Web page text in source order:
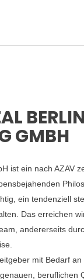
GMBH
ist ein nach AZAV
ein tendenziell
Das erreichen
andererseits
mit Bedarf
beruflichen